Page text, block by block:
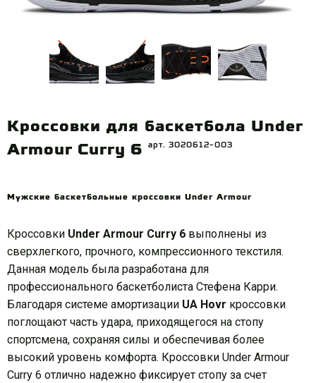
Кроссовки для баскетбола Under
Armour Curry 6
арт. 3020612-003
Мужские баскетбольные кроссовки Under Armour
Кроссовки Under Armour Curry 6 выполнены из
сверхлегкого, прочного, компрессионного текстиля.
Данная модель была разработана для
профессионального баскетболиста Стефена Карри.
Благодаря системе амортизации UA Hovr кроссовки
поглощают часть удара, приходящегося на стопу
спортсмена, сохраняя силы и обеспечивая более
высокий уровень комфорта. Кроссовки Under Armour
Curry 6 отлично надежно фиксирует стопу за счет